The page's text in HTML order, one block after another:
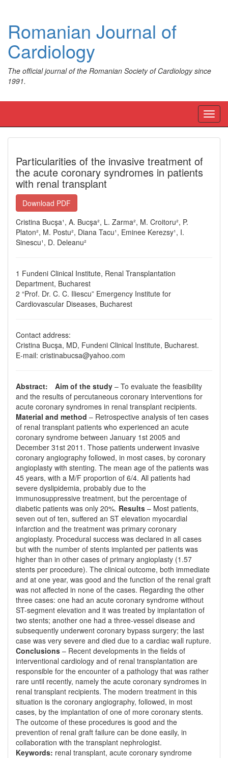
Romanian Journal of
Cardiology
The official journal of the Romanian Society of Cardiology since
1991.
Particularities of the invasive treatment of
the acute coronary syndromes in patients
with renal transplant
Download PDF
Cristina Bucşa¹, A. Bucşa², L. Zarma², M. Croitoru², P.
Platon², M. Postu², Diana Tacu¹, Eminee Kerezsy¹, I.
Sinescu¹, D. Deleanu²
1 Fundeni Clinical Institute, Renal Transplantation
Department, Bucharest
2 “Prof. Dr. C. C. Iliescu” Emergency Institute for
Cardiovascular Diseases, Bucharest
Contact address:
Cristina Bucşa, MD, Fundeni Clinical Institute, Bucharest.
E-mail: cristinabucsa@yahoo.com
Abstract: Aim of the study – To evaluate the feasibility
and the results of percutaneous coronary interventions for
acute coronary syndromes in renal transplant recipients.
Material and method – Retrospective analysis of ten cases
of renal transplant patients who experienced an acute
coronary syndrome between January 1st 2005 and
December 31st 2011. Those patients underwent invasive
coronary angiography followed, in most cases, by coronary
angioplasty with stenting. The mean age of the patients was
45 years, with a M/F proportion of 6/4. All patients had
severe dyslipidemia, probably due to the
immunosuppressive treatment, but the percentage of
diabetic patients was only 20%. Results – Most patients,
seven out of ten, suffered an ST elevation myocardial
infarction and the treatment was primary coronary
angioplasty. Procedural success was declared in all cases
but with the number of stents implanted per patients was
higher than in other cases of primary angioplasty (1.57
stents per procedure). The clinical outcome, both immediate
and at one year, was good and the function of the renal graft
was not affected in none of the cases. Regarding the other
three cases: one had an acute coronary syndrome without
ST-segment elevation and it was treated by implantation of
two stents; another one had a three-vessel disease and
subsequently underwent coronary bypass surgery; the last
case was very severe and died due to a cardiac wall rupture.
Conclusions – Recent developments in the fields of
interventional cardiology and of renal transplantation are
responsible for the encounter of a pathology that was rather
rare until recently, namely the acute coronary syndromes in
renal transplant recipients. The modern treatment in this
situation is the coronary angiography, followed, in most
cases, by the implantation of one of more coronary stents.
The outcome of these procedures is good and the
prevention of renal graft failure can be done easily, in
collaboration with the transplant nephrologist.
Keywords: renal transplant, acute coronary syndrome